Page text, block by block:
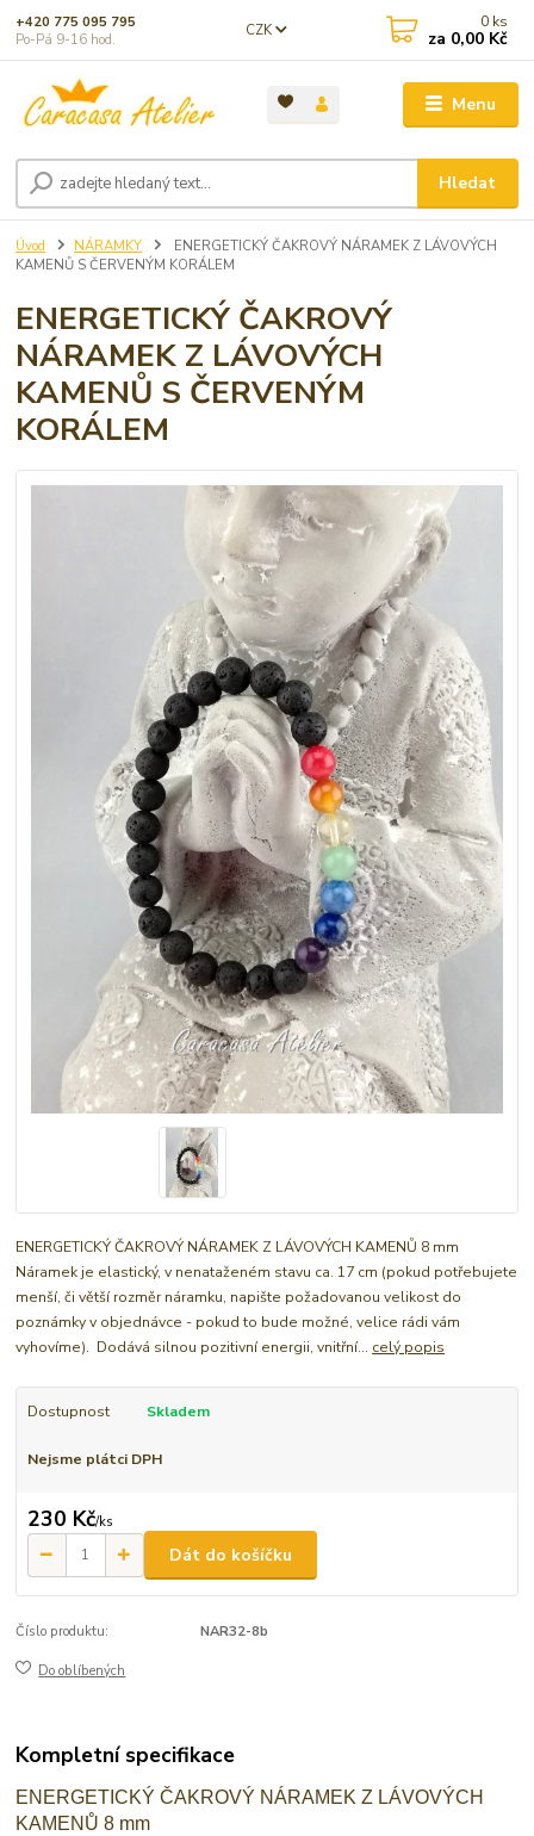
Menu
CZK
Hledat
+420 775 095 795
Po-Pá 9-16 hod.
0 ks
za 0,00 Kč
Úvod NÁRAMKY
ENERGETICKÝ ČAKROVÝ NÁRAMEK Z LÁVOVÝCH
KAMENŮ S ČERVENÝM KORÁLEM
ENERGETICKÝ ČAKROVÝ
NÁRAMEK Z LÁVOVÝCH
KAMENŮ S ČERVENÝM
KORÁLEM
ENERGETICKÝ ČAKROVÝ NÁRAMEK Z LÁVOVÝCH KAMENŮ 8 mm
Náramek je elastický, v nenataženém stavu ca. 17 cm (pokud potřebujete
menší, či větší rozměr náramku, napište požadovanou velikost do
poznámky v objednávce - pokud to bude možné, velice rádi vám
vyhovíme). Dodává silnou pozitivní energii, vnitřní... celý popis
Dostupnost Skladem
Nejsme plátci DPH
230 Kč/ks
Dát do košíčku
Číslo produktu: NAR32-8b
Do oblíbených
Kompletní specifikace
ENERGETICKÝ ČAKROVÝ NÁRAMEK Z LÁVOVÝCH
KAMENŮ 8 mm